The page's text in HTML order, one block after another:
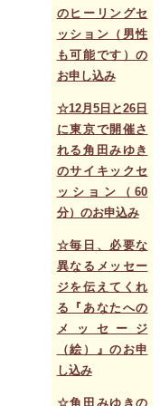
のヒーリングセ
ッション（男性
も可能です）の
お申し込み
☆12月5日と26日
に東京で開催さ
れる角田みゆき
のサイキックセ
ッション（60
分）のお申込み
☆毎日、必要な
異なるメッセー
ジを伝えてくれ
る『あなたへの
メッセージ
（絵）』のお申
し込み
☆角田みゆきの